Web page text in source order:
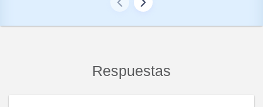
Respuestas